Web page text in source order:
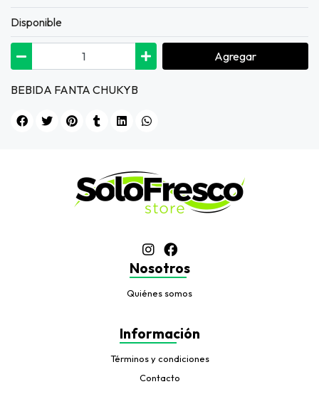
Disponible
Agregar
BEBIDA FANTA CHUKYB
Nosotros
Quiénes somos
Información
Términos y condiciones
Contacto